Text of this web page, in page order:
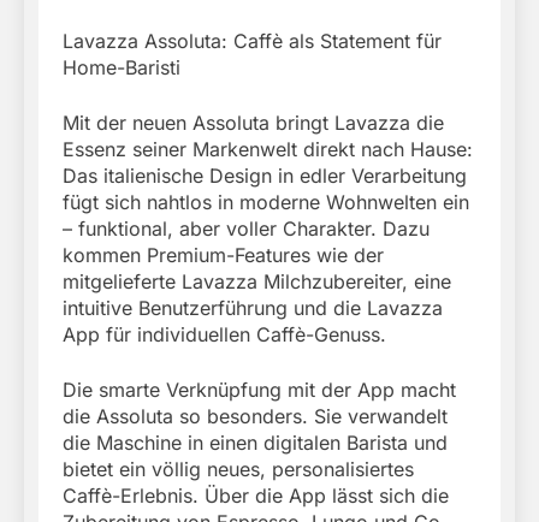
Lavazza Assoluta: Caffè als Statement für
Home-Baristi
Mit der neuen Assoluta bringt Lavazza die
Essenz seiner Markenwelt direkt nach Hause:
Das italienische Design in edler Verarbeitung
fügt sich nahtlos in moderne Wohnwelten ein
– funktional, aber voller Charakter. Dazu
kommen Premium-Features wie der
mitgelieferte Lavazza Milchzubereiter, eine
intuitive Benutzerführung und die Lavazza
App für individuellen Caffè-Genuss.
Die smarte Verknüpfung mit der App macht
die Assoluta so besonders. Sie verwandelt
die Maschine in einen digitalen Barista und
bietet ein völlig neues, personalisiertes
Caffè-Erlebnis. Über die App lässt sich die